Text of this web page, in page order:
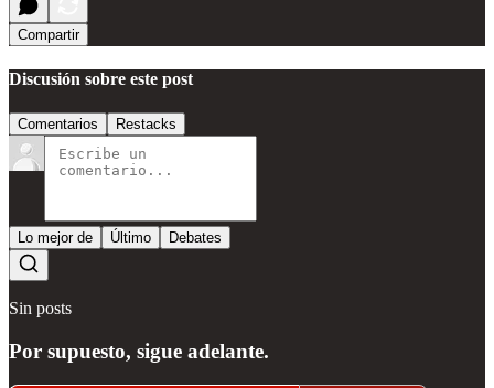
Compartir
Discusión sobre este post
Comentarios Restacks
Lo mejor de Último Debates
Sin posts
Por supuesto, sigue adelante.